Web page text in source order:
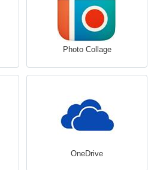
Photo Collage
OneDrive